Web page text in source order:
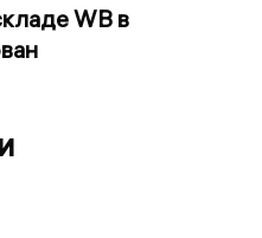
WB в